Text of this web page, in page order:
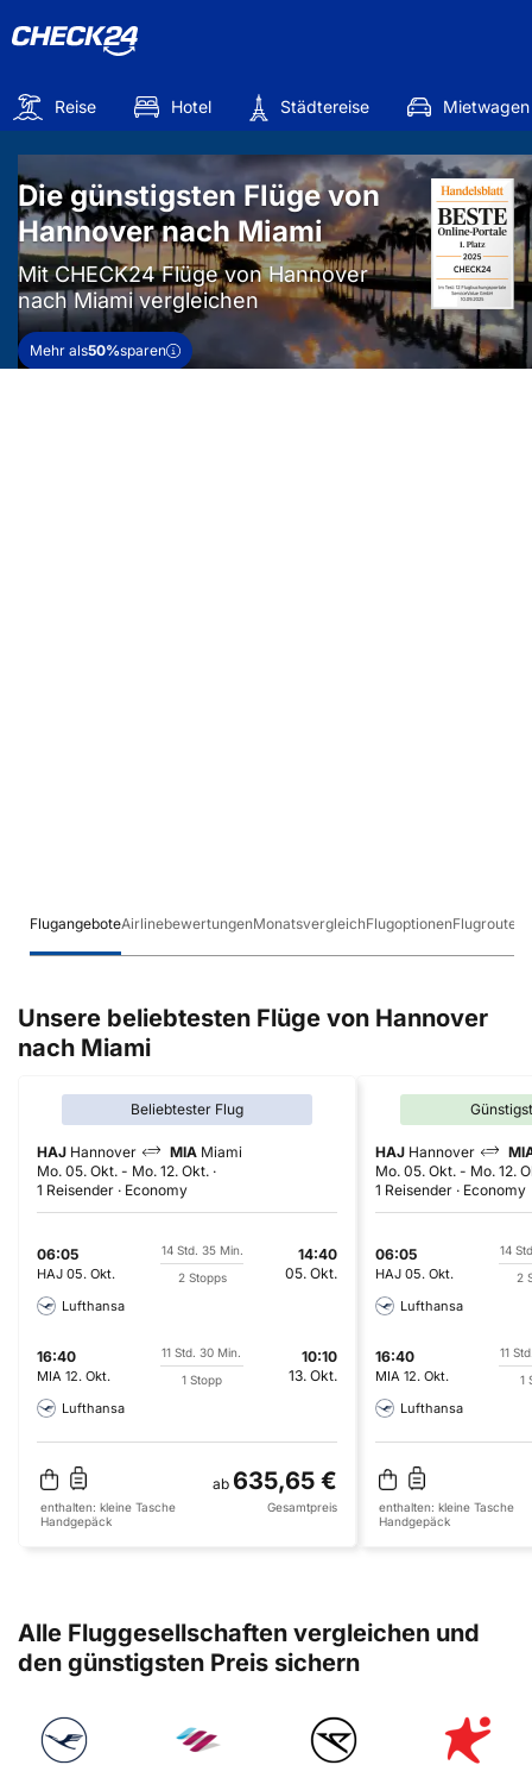
Reise Hotel Städtereise Mietwagen
Die günstigsten Flüge von
Hannover nach Miami
Mit CHECK24 Flüge von Hannover
nach Miami vergleichen
Mehr als50%sparen
FlugangeboteAirlinebewertungenMonatsvergleichFlugoptionenFlugrouten
Unsere beliebtesten Flüge von Hannover
nach Miami
Beliebtester Flug
HAJ Hannover MIA Miami
Mo. 05. Okt. - Mo. 12. Okt.
1 Reisender
Economy
06:05
HAJ 05. Okt.
14 Std. 35 Min.
2 Stopps
14:40
05. Okt.
Lufthansa
16:40
MIA 12. Okt.
11 Std. 30 Min.
1 Stopp
10:10
13. Okt.
Lufthansa
ab 635,65 €
enthalten: kleine Tasche
Handgepäck
Gesamtpreis
HAJ Hannover
Mo. 05. Okt. - Mo. 12.
1 Reisender
Economy
06:05
HAJ 05. Okt.
14
2
Lufthansa
16:40
MIA 12. Okt.
11
1
Lufthansa
enthalten: kleine Tasche
Handgepäck
Alle Fluggesellschaften vergleichen und
den günstigsten Preis sichern